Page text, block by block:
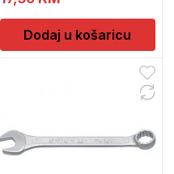
Dodaj u košaricu